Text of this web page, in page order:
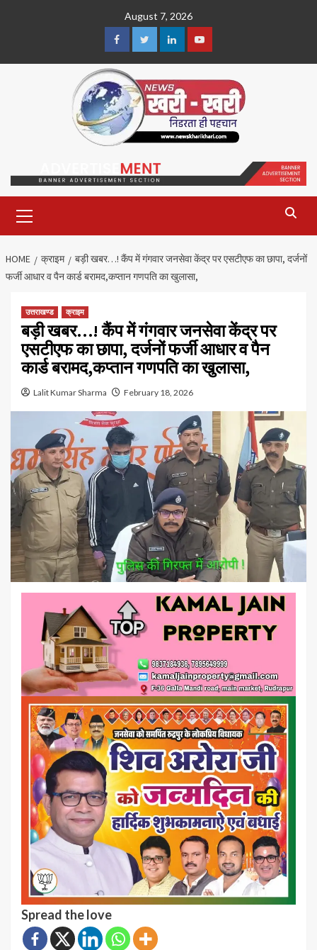
August 7, 2026
FacebookTwitterLinkedinYoutube
Menu
HOME क्राइम
बड़ी खबर…! कैंप में गंगवार जनसेवा केंद्र पर एसटीएफ का छापा, दर्जनों
फर्जी आधार व पैन कार्ड बरामद,कप्तान गणपति का खुलासा,
उत्तराखण्ड क्राइम
बड़ी खबर…! कैंप में गंगवार जनसेवा केंद्र पर
एसटीएफ का छापा, दर्जनों फर्जी आधार व पैन
कार्ड बरामद,कप्तान गणपति का खुलासा,
Lalit Kumar Sharma February 18, 2026
Spread the love